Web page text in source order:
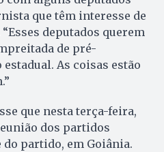
que têm interesse de
deputados querem
de pré-
As coisas estão
que nesta terça-feira,
dos partidos
partido, em Goiânia.